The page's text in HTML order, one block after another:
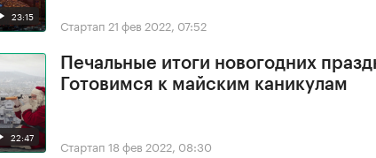
23:15 Стартап 21 фев 2022, 07:52
22:47
Печальные итоги новогодних
Готовимся к майским каникулам
Стартап 18 фев 2022, 08:30